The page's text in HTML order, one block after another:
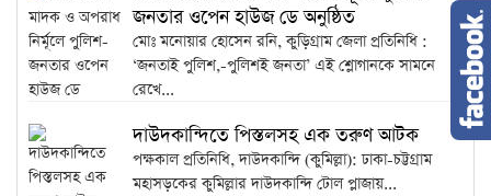
জনতার ওপেন হাউজ ডে অনুষ্ঠিত
মোঃ মনোয়ার হোসেন রনি, কুড়িগ্রাম জেলা প্রতিনিধি :
‘জনতাই পুলিশ,-পুলিশই জনতা’ এই শ্লোগানকে সামনে
রেখে...
দাউদকান্দিতে পিস্তলসহ এক তরুণ আটক
পক্ষকাল প্রতিনিধি, দাউদকান্দি (কুমিল্লা): ঢাকা-চট্টগ্রাম
মহাসড়কের কুমিল্লার দাউদকান্দি টোল প্লাজায়...